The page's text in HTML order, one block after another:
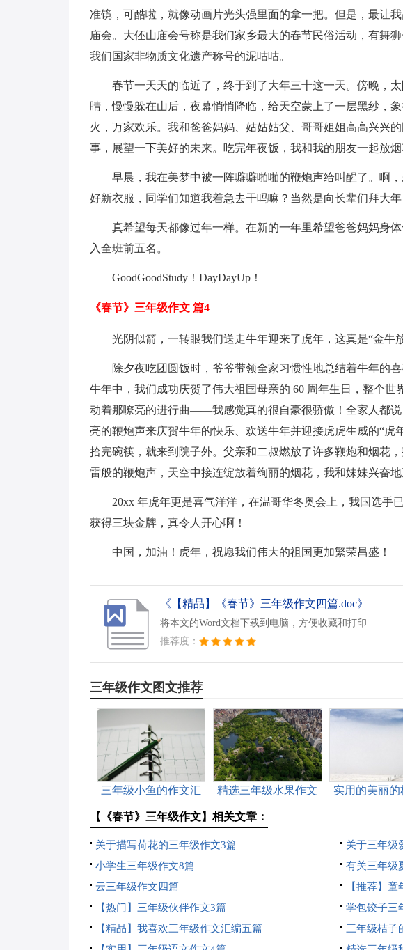
准镜，可酷啦，就像动画片光头强里面的拿一把。但是，最让
庙会。大伾山庙会号称是我们家乡最大的春节民俗活动，有舞
我们国家非物质文化遗产称号的泥咕咕。
春节一天天的临近了，终于到了大年三十这一天。傍晚，
睛，慢慢躲在山后，夜幕悄悄降临，给天空蒙上了一层黑纱，
火，万家欢乐。我和爸爸妈妈、姑姑姑父、哥哥姐姐高高兴兴
事，展望一下美好的未来。吃完年夜饭，我和我的朋友一起放烟
早晨，我在美梦中被一阵噼噼啪啪的鞭炮声给叫醒了。啊
好新衣服，同学们知道我着急去干吗嘛？当然是向长辈们拜大年
真希望每天都像过年一样。在新的一年里希望爸爸妈妈身
入全班前五名。
GoodGoodStudy！DayDayUp！
《春节》三年级作文 篇4
光阴似箭，一转眼我们送走牛年迎来了虎年，这真是“金牛
除夕夜吃团圆饭时，爷爷带领全家习惯性地总结着牛年的
牛年中，我们成功庆贺了伟大祖国母亲的 60 周年生日，整个世
动着那嘹亮的进行曲——我感觉真的很自豪很骄傲！全家人都
亮的鞭炮声来庆贺牛年的快乐、欢送牛年并迎接虎虎生威的“虎
拾完碗筷，就来到院子外。父亲和二叔燃放了许多鞭炮和烟花
雷般的鞭炮声，天空中接连绽放着绚丽的烟花，我和妹妹兴奋地
20xx 年虎年更是喜气洋洋，在温哥华冬奥会上，我国选手
获得三块金牌，真令人开心啊！
中国，加油！虎年，祝愿我们伟大的祖国更加繁荣昌盛！
《【精品】《春节》三年级作文四篇.doc》
将本文的Word文档下载到电脑，方便收藏和打印
推荐度：
三年级作文图文推荐
三年级小鱼的作文汇
精选三年级水果作文
实用的美丽的
【《春节》三年级作文】相关文章：
关于描写荷花的三年级作文3篇
关于三年级
小学生三年级作文8篇
有关三年级
云三年级作文四篇
【推荐】
【热门】三年级伙伴作文3篇
学包饺子三
【精品】我喜欢三年级作文汇编五篇
三年级桔子